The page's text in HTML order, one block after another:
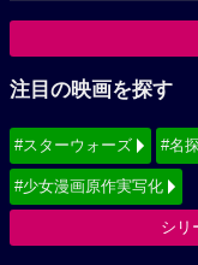
注目の映画を探す
#スターウォーズ #名
#少女漫画原作実写化
シリ